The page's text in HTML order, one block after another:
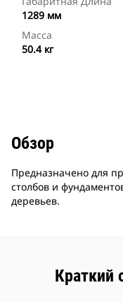
1289 мм
Масса
50.4 кг
Обзор
Предназначено для
столбов и
деревьев.
Краткий